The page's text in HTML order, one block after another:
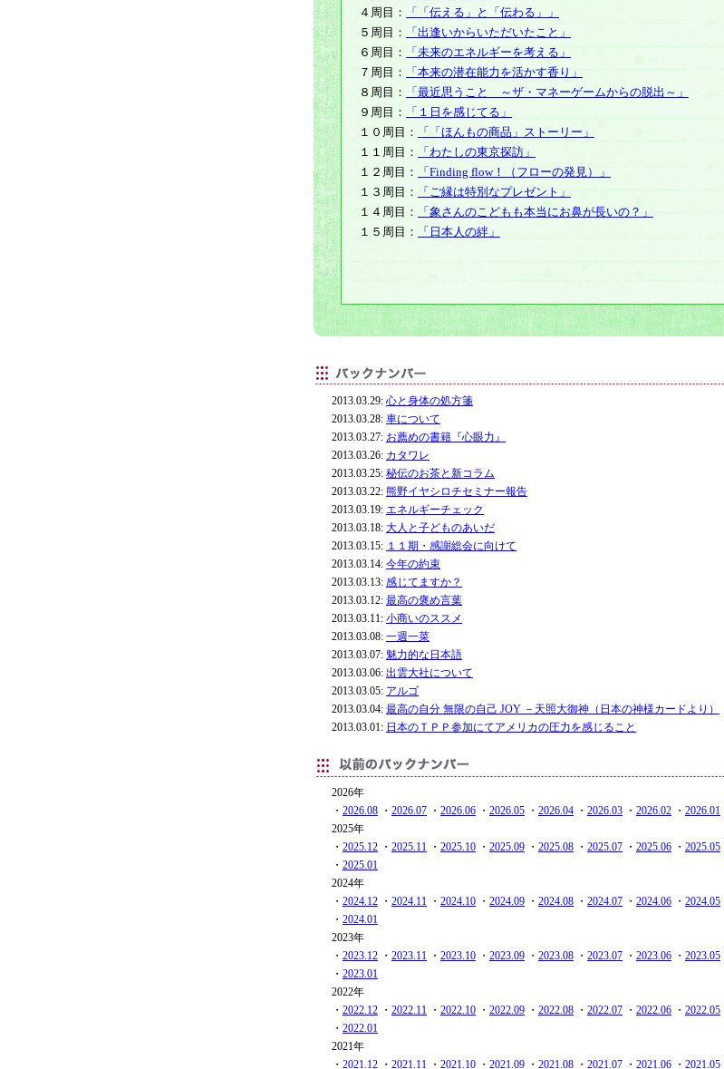
４周目：
「「伝える」と「伝わる」」
５周目：
「出逢いからいただいたこと」
６周目：
「未来のエネルギーを考える」
７周目：
「本来の潜在能力を活かす香り」
８周目：
「最近思うこと ～ザ・マネーゲームからの脱出～」
９周目：
「１日を感じてる」
１０周目：
「「ほんもの商品」ストーリー」
１１周目：
「わたしの東京探訪」
１２周目：
「Finding flow！（フローの発見）」
１３周目：
「ご縁は特別なプレゼント」
１４周目：
「象さんのこどもも本当にお鼻が長いの？」
１５周目：
「日本人の絆」
2013.03.29: 心と身体の処方箋
2013.03.28: 車について
2013.03.27: お薦めの書籍『心眼力』
2013.03.26: カタワレ
2013.03.25: 秘伝のお茶と新コラム
2013.03.22: 熊野イヤシロチセミナー報告
2013.03.19: エネルギーチェック
2013.03.18: 大人と子どものあいだ
2013.03.15: １１期・感謝総会に向けて
2013.03.14: 今年の約束
2013.03.13: 感じてますか？
2013.03.12: 最高の褒め言葉
2013.03.11: 小商いのススメ
2013.03.08: 一週一菜
2013.03.07: 魅力的な日本語
2013.03.06: 出雲大社について
2013.03.05: アルゴ
2013.03.04: 最高の自分 無限の自己 JOY －天照大御神（日本の神様カードより）
2013.03.01: 日本のＴＰＰ参加にてアメリカの圧力を感じること
2026年
・ 2026.08 ・ 2026.07 ・ 2026.06 ・ 2026.05 ・ 2026.04 ・ 2026.03 ・ 2026.02 ・ 2026.01
2025年
・ 2025.12 ・ 2025.11 ・ 2025.10 ・ 2025.09 ・ 2025.08 ・ 2025.07 ・ 2025.06 ・ 2025.05
・ 2025.01
2024年
・ 2024.12 ・ 2024.11 ・ 2024.10 ・ 2024.09 ・ 2024.08 ・ 2024.07 ・ 2024.06 ・ 2024.05
・ 2024.01
2023年
・ 2023.12 ・ 2023.11 ・ 2023.10 ・ 2023.09 ・ 2023.08 ・ 2023.07 ・ 2023.06 ・ 2023.05
・ 2023.01
2022年
・ 2022.12 ・ 2022.11 ・ 2022.10 ・ 2022.09 ・ 2022.08 ・ 2022.07 ・ 2022.06 ・ 2022.05
・ 2022.01
2021年
・ 2021.12 ・ 2021.11 ・ 2021.10 ・ 2021.09 ・ 2021.08 ・ 2021.07 ・ 2021.06 ・ 2021.05